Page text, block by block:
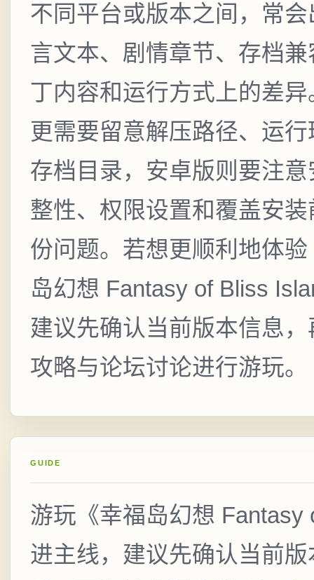
不同平台或版本之间，常
言文本、剧情章节、存档
丁内容和运行方式上的差
更需要留意解压路径、运
存档目录，安卓版则要注
整性、权限设置和覆盖安
份问题。若想更顺利地体
岛幻想 Fantasy of Bliss
建议先确认当前版本信息
攻略与论坛讨论进行游玩。
GUIDE
游玩《幸福岛幻想
进主线，建议先确认当前